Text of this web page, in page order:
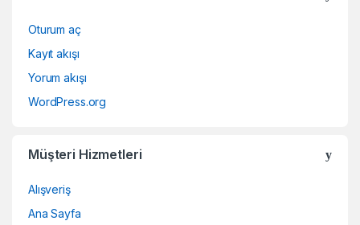
Oturum aç
Kayıt akışı
Yorum akışı
WordPress.org
Müşteri Hizmetleri
Alışveriş
Ana Sayfa